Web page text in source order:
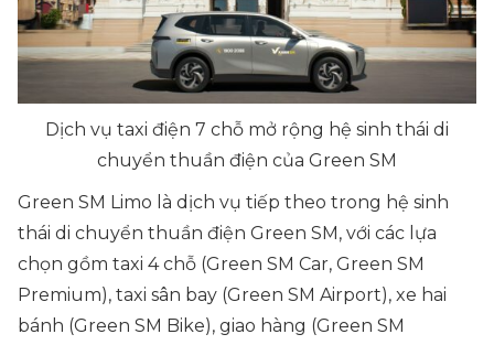
Dịch vụ taxi điện 7 chỗ mở rộng hệ sinh thái di
chuyển thuần điện của Green SM
Green SM Limo là dịch vụ tiếp theo trong hệ sinh
thái di chuyển thuần điện Green SM, với các lựa
chọn gồm taxi 4 chỗ (Green SM Car, Green SM
Premium), taxi sân bay (Green SM Airport), xe hai
bánh (Green SM Bike), giao hàng (Green SM